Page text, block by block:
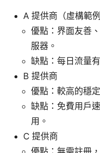
A 提供商（虛構範
優點：界面友善
服器。
缺點：每日流量
B 提供商
優點：較高的穩
缺點：免費用戶
用。
C 提供商